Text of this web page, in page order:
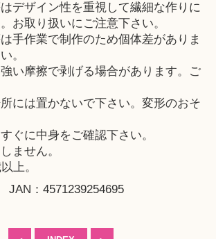
デザイン性を重視して繊細な作りに
お取り扱いにご注意下さい。
手作業で制作のため個体差がありま
。
い摩擦で剥げる場合があります。ご
には置かないで下さい。変形のおそ
ぐに中身をご確認下さい。
ません。
上。
：4571239254695